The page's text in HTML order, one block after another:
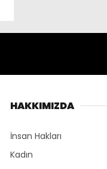
HAKKIMIZDA
İnsan Hakları
Kadın